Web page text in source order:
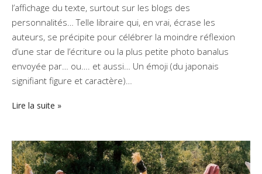
l’affichage du texte, surtout sur les blogs des
personnalités… Telle libraire qui, en vrai, écrase les
auteurs, se précipite pour célébrer la moindre réflexion
d’une star de l’écriture ou la plus petite photo banalus
envoyée par… ou…. et aussi… Un émoji (du japonais
signifiant figure et caractère)…
Lire la suite